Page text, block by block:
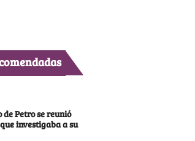
de Petro se reunió
investigaba a su